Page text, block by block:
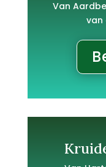
Van
van